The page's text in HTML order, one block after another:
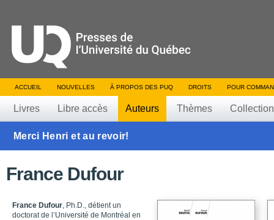
ACCUEIL NOUVELLES À PROPOS DES PUQ DROITS POUR
Livres Libre accès Auteurs Thèmes
Merci Henri et au revoir!
France Dufour
France Dufour, Ph.D., détient un
doctorat de l’Université de Montréal en